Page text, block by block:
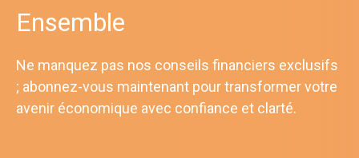
Ensemble
Ne manquez pas nos conseils financiers exclusifs
; abonnez-vous maintenant pour transformer votre
avenir économique avec confiance et clarté.